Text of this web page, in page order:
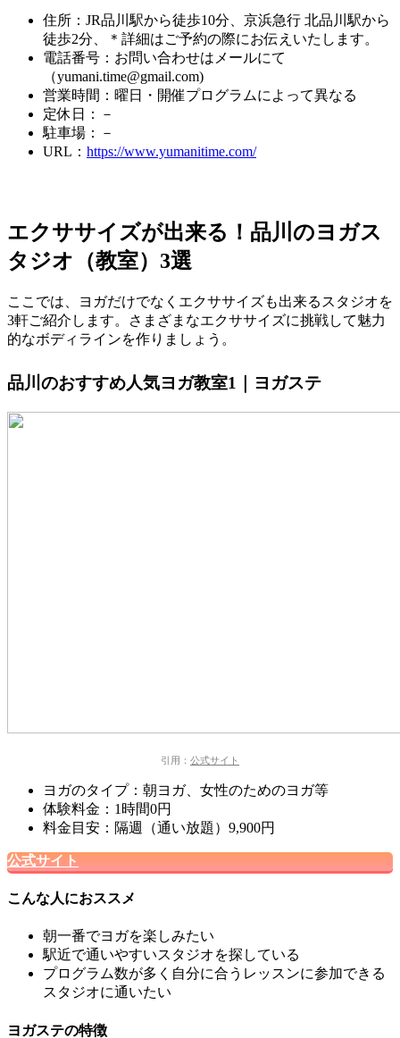
住所：JR品川駅から徒歩10分、京浜急行 北品川駅から
徒歩2分、＊詳細はご予約の際にお伝えいたします。
電話番号：お問い合わせはメールにて
（yumani.time@gmail.com)
営業時間：曜日・開催プログラムによって異なる
定休日：－
駐車場：－
URL： https://www.yumanitime.com/
エクササイズが出来る！品川のヨガス
タジオ（教室）3選
ここでは、ヨガだけでなくエクササイズも出来るスタジオを
3軒ご紹介します。さまざまなエクササイズに挑戦して魅力
的なボディラインを作りましょう。
品川のおすすめ人気ヨガ教室1｜ヨガステ
引用： 公式サイト
ヨガのタイプ：朝ヨガ、女性のためのヨガ等
体験料金：1時間0円
料金目安：隔週（通い放題）9,900円
公式サイト
こんな人におススメ
朝一番でヨガを楽しみたい
駅近で通いやすいスタジオを探している
プログラム数が多く自分に合うレッスンに参加できる
スタジオに通いたい
ヨガステの特徴